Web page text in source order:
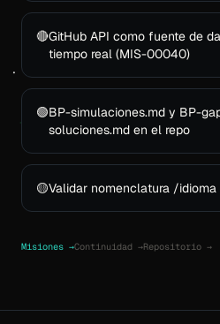
🔴GitHub API como fuente de
tiempo real (MIS-00040)
🟢BP-simulaciones.md y BP-
soluciones.md en el repo
🟡Validar nomenclatura /
Misiones →Continuidad →Repositorio →